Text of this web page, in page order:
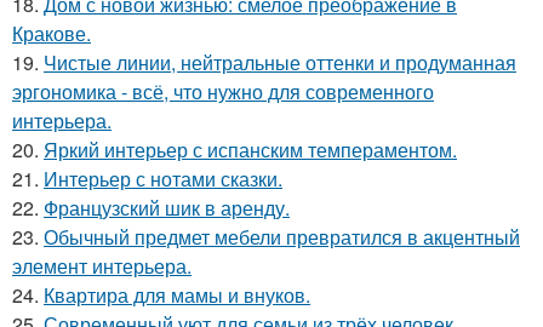
Кракове.
19. Чистые линии, нейтральные оттенки и продуманная
эргономика - всё, что нужно для современного
интерьера.
20. Яркий интерьер с испанским темпераментом.
21. Интерьер с нотами сказки.
22. Французский шик в аренду.
23. Обычный предмет мебели превратился в акцентный
элемент интерьера.
24. Квартира для мамы и внуков.